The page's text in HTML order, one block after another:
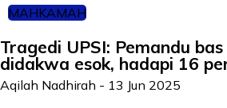
MAHKAMAH
Tragedi UPSI: Pemandu
didakwa esok, hadapi 16
Aqilah Nadhirah - 13 Jun 2025